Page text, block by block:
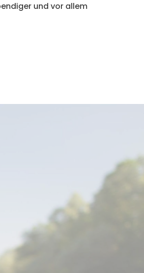
und vor allem